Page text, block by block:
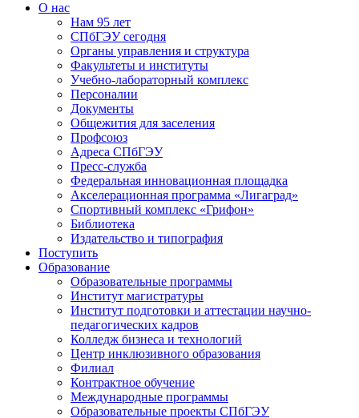
О нас
Нам 95 лет
СПбГЭУ сегодня
Органы управления и структура
Факультеты и институты
Учебно-лабораторный комплекс
Персоналии
Документы
Общежития для заселения
Профсоюз
Адреса СПбГЭУ
Пресс-служба
Федеральная инновационная площадка
Акселерационная программа «Лигаград»­­
Спортивный комплекс «Грифон»
Библиотека
Издательство и типография
Поступить
Образование
Образовательные программы
Институт магистратуры
Институт подготовки и аттестации научно-
педагогических кадров
Колледж бизнеса и технологий
Центр инклюзивного образования
Филиал
Контрактное обучение
Международные программы
Образовательные проекты СПбГЭУ